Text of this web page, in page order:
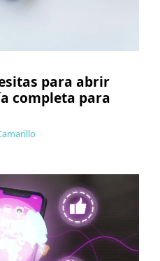
para abrir
completa para